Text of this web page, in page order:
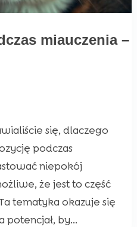
miauczenia –
się, dlaczego
podczas
niepokój
że jest to część
tematyka okazuje się
by...